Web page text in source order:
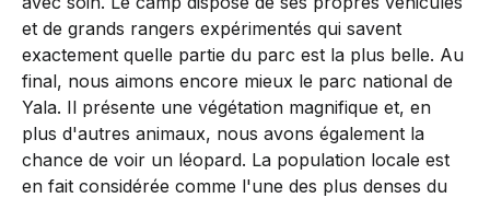
et de grands rangers expérimentés qui savent
exactement quelle partie du parc est la plus belle. Au
final, nous aimons encore mieux le parc national de
Yala. Il présente une végétation magnifique et, en
plus d'autres animaux, nous avons également la
chance de voir un léopard. La population locale est
en fait considérée comme l'une des plus denses du